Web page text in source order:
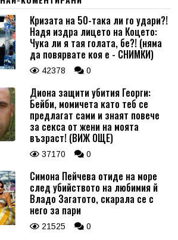
Кризата на 50-така ли го удари?!
Надя издра лицето на Коцето:
Чука ли я тая голата, бе?! (няма
да повярвате коя е - СНИМКИ)
42378 0
Диона защити убития Георги:
Бейби, момичета като теб се
предлагат сами и знаят повече
за секса от жени на моята
възраст! (ВИЖ ОЩЕ)
37170 0
Симона Пейчева отиде на море
след убийството на любимия й
Владо Загатото, скарала се с
него за пари
21525 0